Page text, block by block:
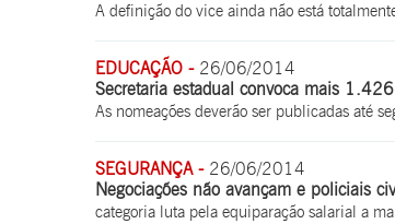
A definição do vice ainda não está
EDUCAÇÃO - 26/06/2014
Secretaria estadual convoca mais
As nomeações deverão ser publicadas até
SEGURANÇA - 26/06/2014
Negociações não avançam e policiais
categoria luta pela equiparação salarial a